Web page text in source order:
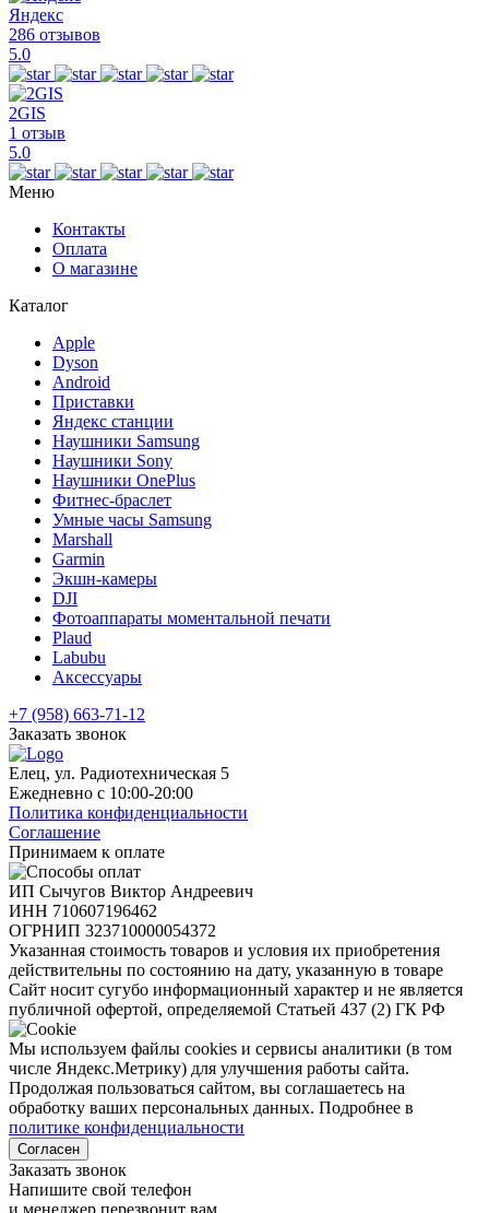
Яндекс
286 отзывов
5.0
2GIS
1 отзыв
5.0
Меню
Контакты
Оплата
О магазине
Каталог
Apple
Dyson
Android
Приставки
Яндекс станции
Наушники Samsung
Наушники Sony
Наушники OnePlus
Фитнес-браслет
Умные часы Samsung
Marshall
Garmin
Экшн-камеры
DJI
Фотоаппараты моментальной печати
Plaud
Labubu
Аксессуары
+7 (958) 663-71-12
Заказать звонок
Елец, ул. Радиотехническая 5
Ежедневно с 10:00-20:00
Политика конфиденциальности
Соглашение
Принимаем к оплате
ИП Сычугов Виктор Андреевич
ИНН 710607196462
ОГРНИП 323710000054372
Указанная стоимость товаров и условия их приобретения
действительны по состоянию на дату, указанную в товаре
Сайт носит сугубо информационный характер и не является
публичной офертой, определяемой Статьей 437 (2) ГК РФ
Мы используем файлы cookies и сервисы аналитики (в том
числе Яндекс.Метрику) для улучшения работы сайта.
Продолжая пользоваться сайтом, вы соглашаетесь на
обработку ваших персональных данных. Подробнее в
политике конфиденциальности
Согласен
Заказать звонок
Напишите свой телефон
и менеджер перезвонит вам